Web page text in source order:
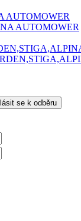
AUTOMOWER